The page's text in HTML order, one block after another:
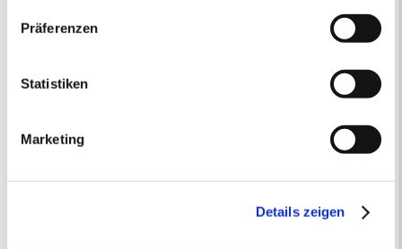
dass diese zu Kontroll- und Überwachungszwecken von
anderen missbraucht werden, ohne dass Sie sich mit
Arten von Cookies genau gesetzt werden, wie lang sie
gespeichert werden, von wem sie gesetzt wurden und
„Details anzeigen“ erfahren oder der
getroffene Auswahl der gewünschten Cookies kann
jederzeit mit Wirkung für die Zukunft angepasst oder
Präferenzen
Statistiken
Marketing
Details zeigen
Sie hier.
Geburt
Sterbefall Umzug
Gewerbe